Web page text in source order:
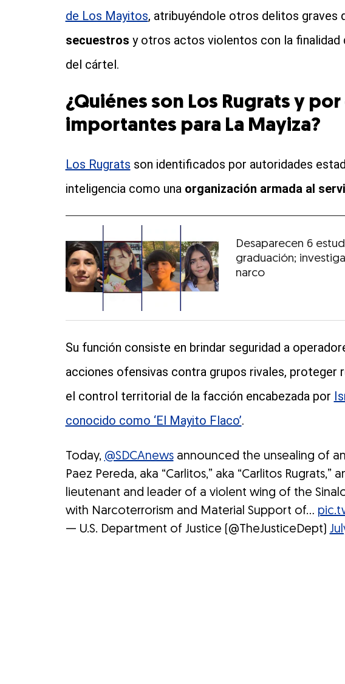
de Los Mayitos, atribuyéndole otros delitos graves
secuestros y otros actos violentos con la finalidad
del cártel.
¿Quiénes son Los Rugrats y
importantes para La Mayiza?
Los Rugrats son identificados por autoridades
inteligencia como una organización armada al
Desaparecen 6
graduación;
narco
Su función consiste en brindar seguridad a
acciones ofensivas contra grupos rivales, proteger
el control territorial de la facción encabezada por
conocido como ‘El Mayito Flaco’.
Today, @SDCAnewsannounced the unsealing of
Paez Pereda, aka “Carlitos,” aka “Carlitos Rugrats,”
lieutenant and leader of a violent wing of the
with Narcoterrorism and Material Support of…
— U.S. Department of Justice (@TheJusticeDept)